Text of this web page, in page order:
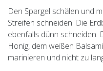
Den Spargel schälen und
Streifen schneiden. Die
ebenfalls dünn schneiden.
Honig, dem weißen
marinieren und nicht zu